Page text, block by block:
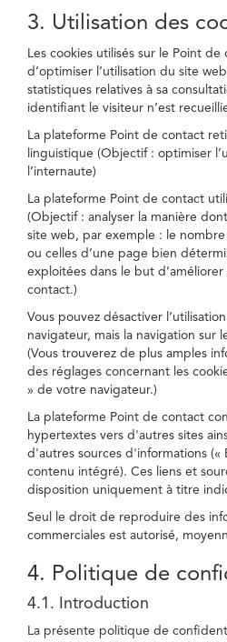
3. Utilisation des
Les cookies utilisés sur le Point
d’optimiser l’utilisation du site
statistiques relatives à sa
identifiant le visiteur n’est
La plateforme Point de contact
linguistique (Objectif : optimiser
l’internaute)
La plateforme Point de contact
(Objectif : analyser la manière
site web, par exemple : le
ou celles d’une page bien
exploitées dans le but
contact.)
Vous pouvez désactiver
navigateur, mais la navigation sur
(Vous trouverez de plus amples
des réglages concernant les
» de votre navigateur.)
La plateforme Point de contact
hypertextes vers d'autres sites
d'autres sources d'informations
contenu intégré). Ces liens et
disposition uniquement à titre
Seul le droit de reproduire des
commerciales est autorisé,
4. Politique de
4.1. Introduction
La présente politique de